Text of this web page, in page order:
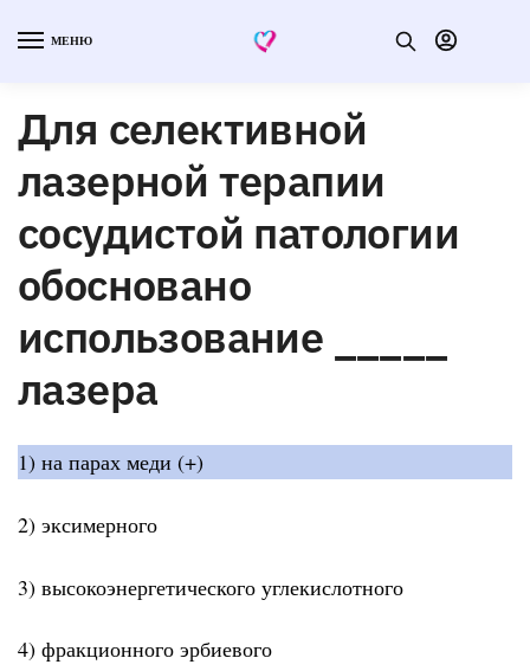
МЕНЮ
Для селективной
лазерной терапии
сосудистой патологии
обосновано
использование _____
лазера
1) на парах меди (+)
2) эксимерного
3) высокоэнергетического углекислотного
4) фракционного эрбиевого